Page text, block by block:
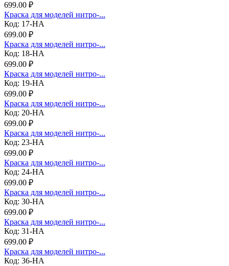
699.00 ₽
Краска для моделей нитро-...
Код: 17-НА
699.00 ₽
Краска для моделей нитро-...
Код: 18-НА
699.00 ₽
Краска для моделей нитро-...
Код: 19-НА
699.00 ₽
Краска для моделей нитро-...
Код: 20-НА
699.00 ₽
Краска для моделей нитро-...
Код: 23-НА
699.00 ₽
Краска для моделей нитро-...
Код: 24-НА
699.00 ₽
Краска для моделей нитро-...
Код: 30-НА
699.00 ₽
Краска для моделей нитро-...
Код: 31-НА
699.00 ₽
Краска для моделей нитро-...
Код: 36-НА